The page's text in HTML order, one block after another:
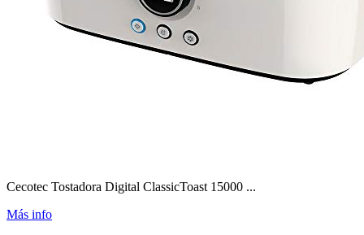
Cecotec Tostadora Digital ClassicToast 15000 ...
Más info